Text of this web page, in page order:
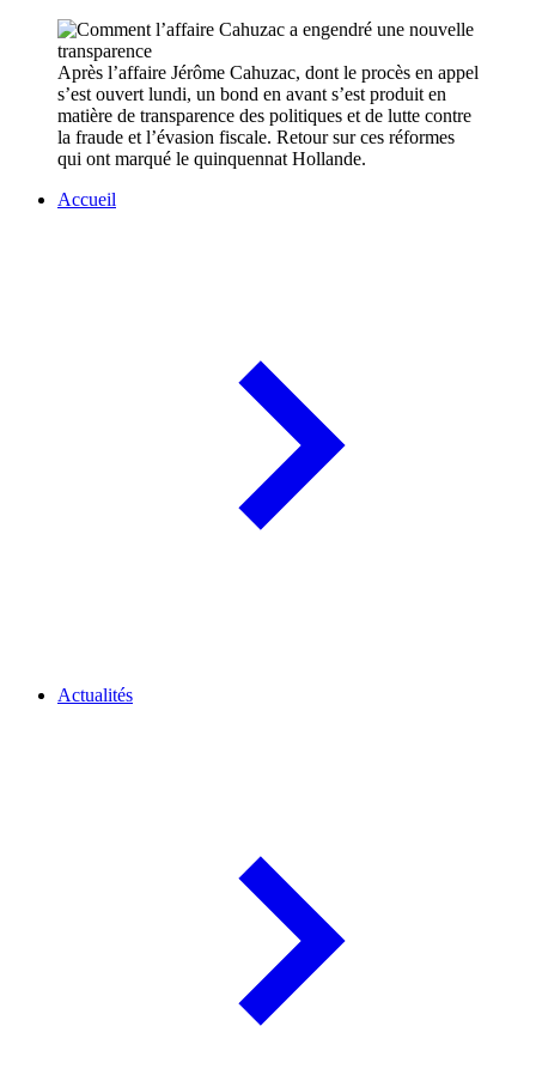
Après l’affaire Jérôme Cahuzac, dont le procès en appel
s’est ouvert lundi, un bond en avant s’est produit en
matière de transparence des politiques et de lutte contre
la fraude et l’évasion fiscale. Retour sur ces réformes
qui ont marqué le quinquennat Hollande.
Accueil
Actualités